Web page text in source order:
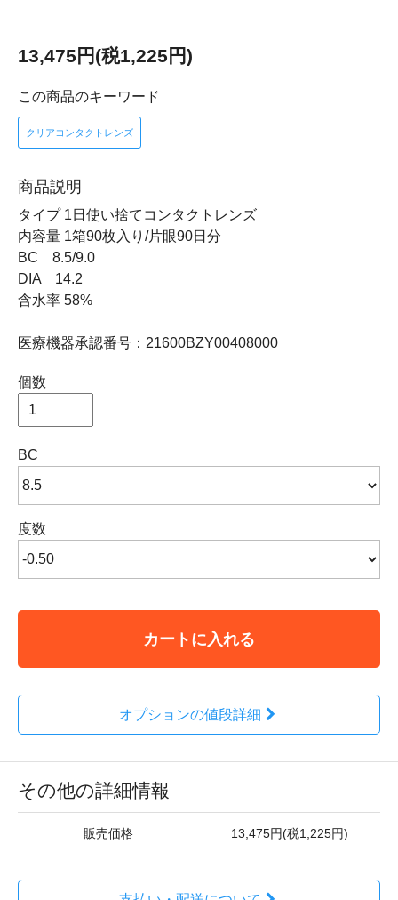
13,475円(税1,225円)
この商品のキーワード
クリアコンタクトレンズ
商品説明
タイプ 1日使い捨てコンタクトレンズ
内容量 1箱90枚入り/片眼90日分
BC 8.5/9.0
DIA 14.2
含水率 58%
医療機器承認番号：21600BZY00408000
個数
BC
度数
カートに入れる
オプションの値段詳細
その他の詳細情報
販売価格 13,475円(税1,225円)